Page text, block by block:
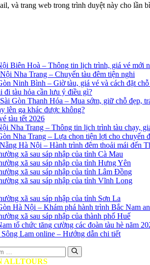
và trang web trong trình duyệt này cho lần
Biên Hoà – Thông tin lịch trình, giá vé mới
Nha Trang – Chuyến tàu đêm tiện nghi
Ninh Bình – Giờ tàu, giá vé và cách đặt
đi tàu hỏa cần lưu ý điều gì?
Gòn Thanh Hóa – Mua sớm, giữ chỗ đẹp,
lên ga khác được không?
tàu tết 2026
Nha Trang – Thông tin lịch trình tàu chạy,
Nha Trang – Lựa chọn tiện lợi cho chuyến
Hà Nội – Hành trình đêm thoải mái đến
xã sau sáp nhập của tỉnh Cà Mau
xã sau sáp nhập của tỉnh Hưng Yên
xã sau sáp nhập của tỉnh Lâm Đồng
xã sau sáp nhập của tỉnh Vĩnh Long
xã sau sáp nhập của tỉnh Sơn La
Hà Nội – Khám phá hành trình Bắc Nam
xã sau sáp nhập của thành phố Huế
tổ chức tăng cường các đoàn tàu hè năm
Sông Lam online – Hướng dẫn chi tiết
ALLTOURS